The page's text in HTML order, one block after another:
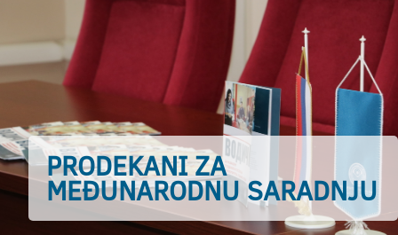
PRODEKANI ZA
MEĐUNARODNU SARADNJU